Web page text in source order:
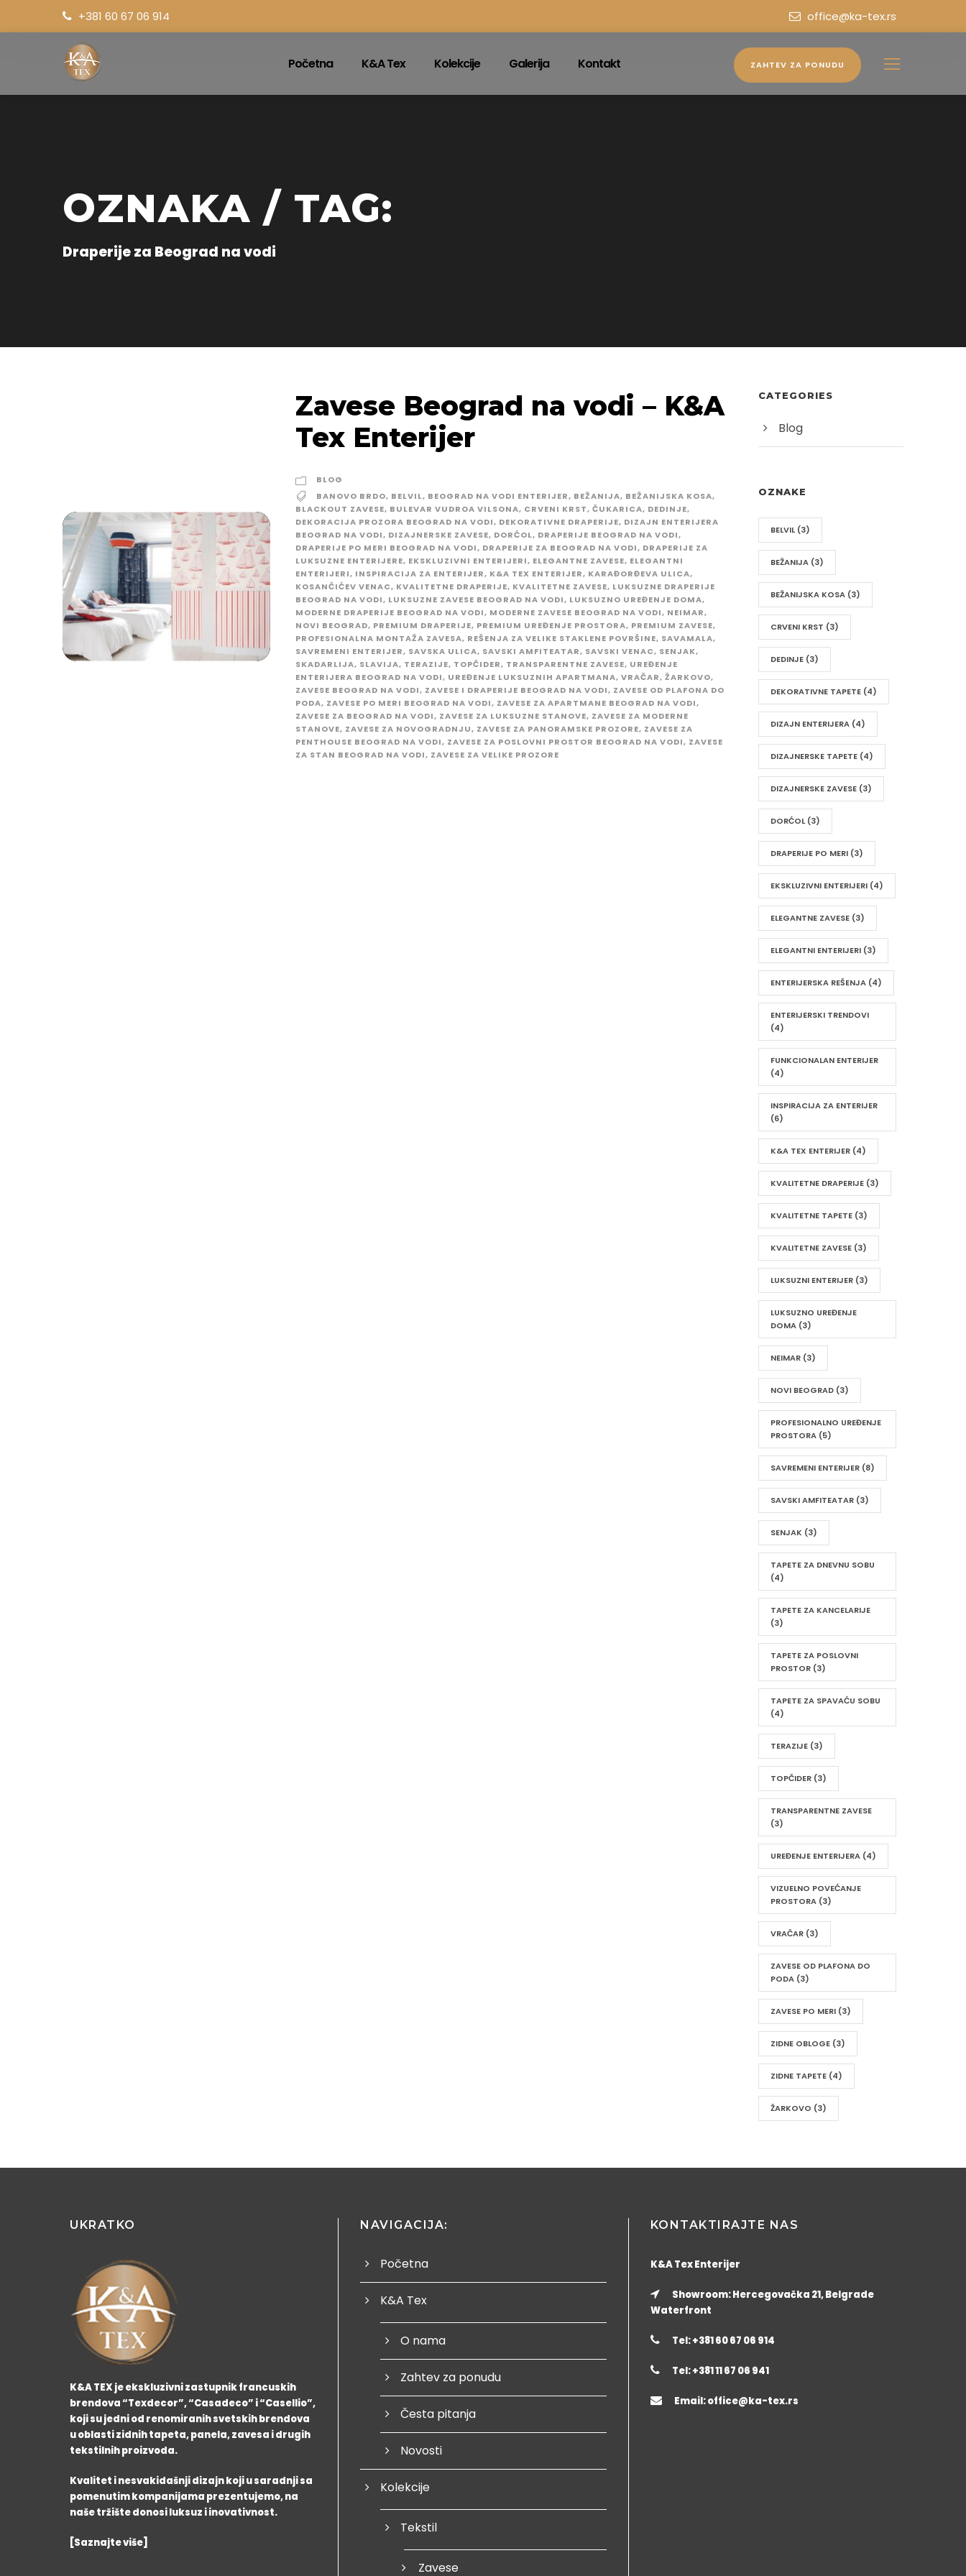
+381 60 67 06 914 office@ka-tex.rs
Početna K&A Tex Kolekcije Galerija Kontakt ZAHTEV ZA PONUDU
OZNAKA / TAG:
Draperije za Beograd na vodi
Zavese Beograd na vodi – K&A
Tex Enterijer
BLOG
BANOVO BRDO, BELVIL, BEOGRAD NA VODI ENTERIJER, BEŽANIJA, BEŽANIJSKA KOSA,
BLACKOUT ZAVESE, BULEVAR VUDROA VILSONA, CRVENI KRST, ČUKARICA, DEDINJE,
DEKORACIJA PROZORA BEOGRAD NA VODI, DEKORATIVNE DRAPERIJE, DIZAJN ENTERIJERA
BEOGRAD NA VODI, DIZAJNERSKE ZAVESE, DORĆOL, DRAPERIJE BEOGRAD NA VODI,
DRAPERIJE PO MERI BEOGRAD NA VODI, DRAPERIJE ZA BEOGRAD NA VODI, DRAPERIJE ZA
LUKSUZNE ENTERIJERE, EKSKLUZIVNI ENTERIJERI, ELEGANTNE ZAVESE, ELEGANTNI
ENTERIJERI, INSPIRACIJA ZA ENTERIJER, K&A TEX ENTERIJER, KARAĐORĐEVA ULICA,
KOSANČIĆEV VENAC, KVALITETNE DRAPERIJE, KVALITETNE ZAVESE, LUKSUZNE DRAPERIJE
BEOGRAD NA VODI, LUKSUZNE ZAVESE BEOGRAD NA VODI, LUKSUZNO UREĐENJE DOMA,
MODERNE DRAPERIJE BEOGRAD NA VODI, MODERNE ZAVESE BEOGRAD NA VODI, NEIMAR,
NOVI BEOGRAD, PREMIUM DRAPERIJE, PREMIUM UREĐENJE PROSTORA, PREMIUM ZAVESE,
PROFESIONALNA MONTAŽA ZAVESA, REŠENJA ZA VELIKE STAKLENE POVRŠINE, SAVAMALA,
SAVREMENI ENTERIJER, SAVSKA ULICA, SAVSKI AMFITEATAR, SAVSKI VENAC, SENJAK,
SKADARLIJA, SLAVIJA, TERAZIJE, TOPČIDER, TRANSPARENTNE ZAVESE, UREĐENJE
ENTERIJERA BEOGRAD NA VODI, UREĐENJE LUKSUZNIH APARTMANA, VRAČAR, ŽARKOVO,
ZAVESE BEOGRAD NA VODI, ZAVESE I DRAPERIJE BEOGRAD NA VODI, ZAVESE OD PLAFONA DO
PODA, ZAVESE PO MERI BEOGRAD NA VODI, ZAVESE ZA APARTMANE BEOGRAD NA VODI,
ZAVESE ZA BEOGRAD NA VODI, ZAVESE ZA LUKSUZNE STANOVE, ZAVESE ZA MODERNE
STANOVE, ZAVESE ZA NOVOGRADNJU, ZAVESE ZA PANORAMSKE PROZORE, ZAVESE ZA
PENTHOUSE BEOGRAD NA VODI, ZAVESE ZA POSLOVNI PROSTOR BEOGRAD NA VODI, ZAVESE
ZA STAN BEOGRAD NA VODI, ZAVESE ZA VELIKE PROZORE
CATEGORIES
Blog
OZNAKE
BELVIL (3)
BEŽANIJA (3)
BEŽANIJSKA KOSA (3)
CRVENI KRST (3)
DEDINJE (3)
DEKORATIVNE TAPETE (4)
DIZAJN ENTERIJERA (4)
DIZAJNERSKE TAPETE (4)
DIZAJNERSKE ZAVESE (3)
DORĆOL (3)
DRAPERIJE PO MERI (3)
EKSKLUZIVNI ENTERIJERI (4)
ELEGANTNE ZAVESE (3)
ELEGANTNI ENTERIJERI (3)
ENTERIJERSKA REŠENJA (4)
ENTERIJERSKI TRENDOVI
(4)
FUNKCIONALAN ENTERIJER
(4)
INSPIRACIJA ZA ENTERIJER
(6)
K&A TEX ENTERIJER (4)
KVALITETNE DRAPERIJE (3)
KVALITETNE TAPETE (3)
KVALITETNE ZAVESE (3)
LUKSUZNI ENTERIJER (3)
LUKSUZNO UREĐENJE
DOMA (3)
NEIMAR (3)
NOVI BEOGRAD (3)
PROFESIONALNO UREĐENJE
PROSTORA (5)
SAVREMENI ENTERIJER (8)
SAVSKI AMFITEATAR (3)
SENJAK (3)
TAPETE ZA DNEVNU SOBU
(4)
TAPETE ZA KANCELARIJE
(3)
TAPETE ZA POSLOVNI
PROSTOR (3)
TAPETE ZA SPAVAĆU SOBU
(4)
TERAZIJE (3)
TOPČIDER (3)
TRANSPARENTNE ZAVESE
(3)
UREĐENJE ENTERIJERA (4)
VIZUELNO POVEĆANJE
PROSTORA (3)
VRAČAR (3)
ZAVESE OD PLAFONA DO
PODA (3)
ZAVESE PO MERI (3)
ZIDNE OBLOGE (3)
ZIDNE TAPETE (4)
ŽARKOVO (3)
UKRATKO
K&A TEX je ekskluzivni zastupnik francuskih
brendova “Texdecor”, “Casadeco” i “Casellio”,
koji su jedni od renomiranih svetskih brendova
u oblasti zidnih tapeta, panela, zavesa i drugih
tekstilnih proizvoda.
Kvalitet i nesvakidašnji dizajn koji u saradnji sa
pomenutim kompanijama prezentujemo, na
naše tržište donosi luksuz i inovativnost.
[Saznajte više]
NAVIGACIJA:
Početna
K&A Tex
O nama
Zahtev za ponudu
Česta pitanja
Novosti
Kolekcije
Tekstil
Zavese
KONTAKTIRAJTE NAS
K&A Tex Enterijer
Showroom: Hercegovačka 21, Belgrade
Waterfront
Tel: +381 60 67 06 914
Tel: +381 11 67 06 941
Email:office@ka-tex.rs